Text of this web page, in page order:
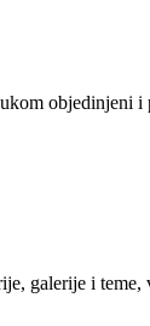
objedinjeni
galerije i